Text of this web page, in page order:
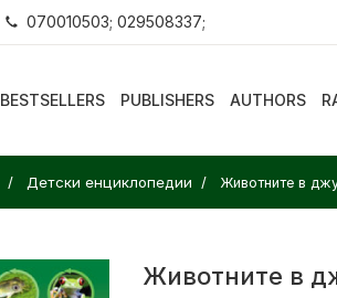
070010503; 029508337;
BESTSELLERS PUBLISHERS AUTHORS
Детски енциклопедии Животните в
Животните в